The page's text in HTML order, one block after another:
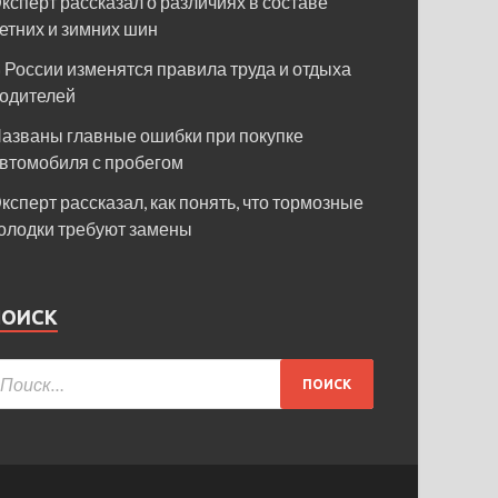
и зимних шин
России изменятся правила труда и отдыха
главные ошибки при покупке
с пробегом
рассказал, как понять, что тормозные
требуют замены